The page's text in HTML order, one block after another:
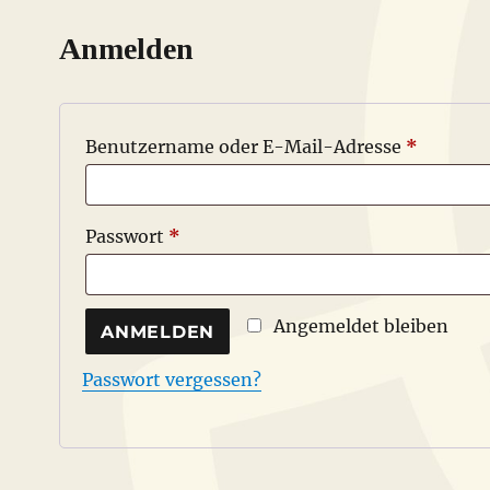
Anmelden
Benutzername oder E-Mail-Adresse *
Passwort *
Angemeldet bleiben
ANMELDEN
Passwort vergessen?